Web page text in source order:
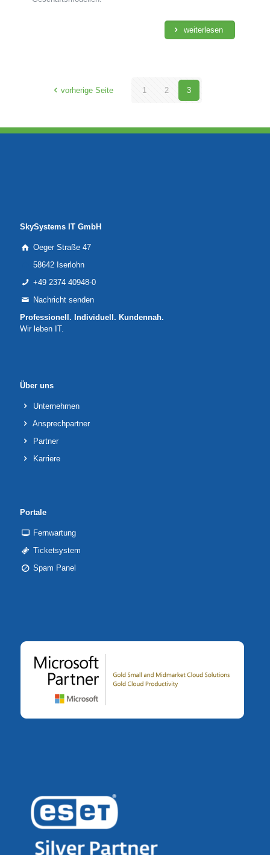
weiterlesen
vorherige Seite 1 2 3
SkySystems IT GmbH
Oeger Straße 47
58642 Iserlohn
+49 2374 40948-0
Nachricht senden
Professionell. Individuell. Kundennah.
Wir leben IT.
Über uns
Unternehmen
Ansprechpartner
Partner
Karriere
Portale
Fernwartung
Ticketsystem
Spam Panel